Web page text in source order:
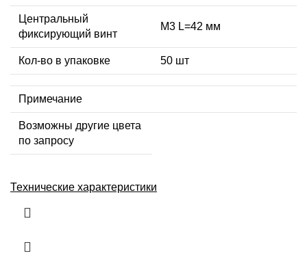
Центральный
фиксирующий винт
М3 L=42 мм
Кол-во в упаковке 50 шт
Примечание
Возможны другие цвета
по запросу
Технические характеристики